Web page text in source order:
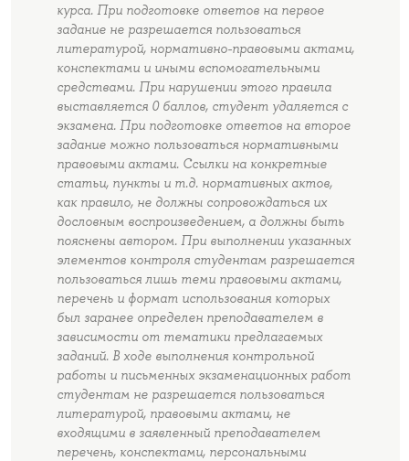
курса. При подготовке ответов на первое
задание не разрешается пользоваться
литературой, нормативно-правовыми актами,
конспектами и иными вспомогательными
средствами. При нарушении этого правила
выставляется 0 баллов, студент удаляется с
экзамена. При подготовке ответов на второе
задание можно пользоваться нормативными
правовыми актами. Ссылки на конкретные
статьи, пункты и т.д. нормативных актов,
как правило, не должны сопровождаться их
дословным воспроизведением, а должны быть
пояснены автором. При выполнении указанных
элементов контроля студентам разрешается
пользоваться лишь теми правовыми актами,
перечень и формат использования которых
был заранее определен преподавателем в
зависимости от тематики предлагаемых
заданий. В ходе выполнения контрольной
работы и письменных экзаменационных работ
студентам не разрешается пользоваться
литературой, правовыми актами, не
входящими в заявленный преподавателем
перечень, конспектами, персональными